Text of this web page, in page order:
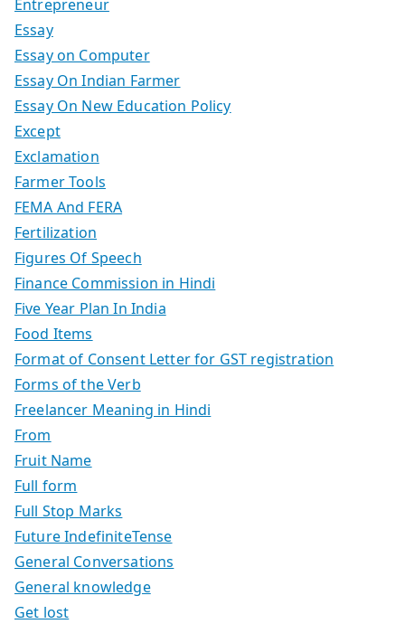
Entrepreneur
Essay
Essay on Computer
Essay On Indian Farmer
Essay On New Education Policy
Except
Exclamation
Farmer Tools
FEMA And FERA
Fertilization
Figures Of Speech
Finance Commission in Hindi
Five Year Plan In India
Food Items
Format of Consent Letter for GST registration
Forms of the Verb
Freelancer Meaning in Hindi
From
Fruit Name
Full form
Full Stop Marks
Future IndefiniteTense
General Conversations
General knowledge
Get lost